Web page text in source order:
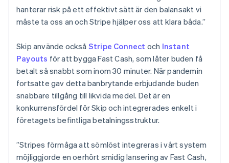
hanterar risk på ett effektivt sätt är den balansakt vi
måste ta oss an och Stripe hjälper oss att klara båda.”
Skip använde också Stripe Connect och Instant
Payouts för att bygga Fast Cash, som låter buden få
betalt så snabbt som inom 30 minuter. När pandemin
fortsatte gav detta banbrytande erbjudande buden
snabbare tillgång till likvida medel. Det är en
konkurrensfördel för Skip och integrerades enkelt i
företagets befintliga betalningsstruktur.
”Stripes förmåga att sömlöst integreras i vårt system
möjliggjorde en oerhört smidig lansering av Fast Cash,